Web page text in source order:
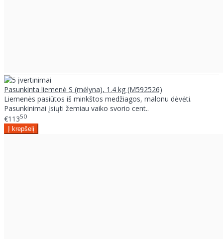
Pasunkinta liemenė S (mėlyna), 1.4 kg (M592526)
Liemenės pasiūtos iš minkštos medžiagos, malonu dėvėti.
Pasunkinimai įsiųti žemiau vaiko svorio cent..
€11350